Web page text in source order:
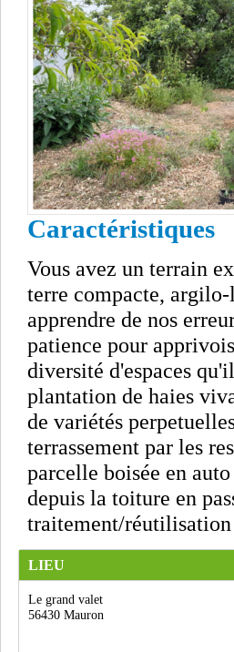
Caractéristiques
Vous avez un terrain
terre compacte,
apprendre de nos
patience pour
diversité d'espaces
plantation de haies
de variétés
terrassement par les
parcelle boisée en
depuis la toiture en
traitement/
LIEU
Le grand valet
56430 Mauron